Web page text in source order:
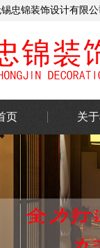
忠锦装饰设计有限公
页 关